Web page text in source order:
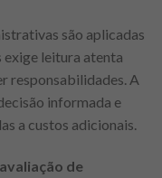
são aplicadas
leitura atenta
responsabilidades. A
informada e
a custos adicionais.
de